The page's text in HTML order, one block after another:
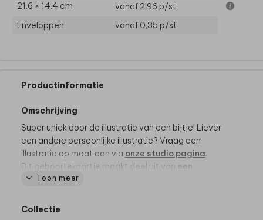
21.6 × 14.4 cm
vanaf 2,96 p/st
Enveloppen
vanaf 0,35 p/st
Productinformatie
Omschrijving
Super uniek door de illustratie van een bijtje! Liever
een andere persoonlijke illustratie? Vraag een
illustratie op maat aan via onze studio pagina.
Dit geboortekaartje maakt deel uit van een
complete set in deze stijl.
Toon meer
Collectie